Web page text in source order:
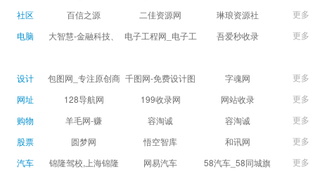
社区
百信之源 二佳资源网 琳琅资源社
更多
电脑
大智慧-金融科技、
据,投资理财,港股,期
货,股指期货,手机炒
股,股票软件,炒股软
件，免费炒股软
电子工程网_电子工
吾爱秒收录
收录
更多
设计
包图网_专注原创商
用设计图片下载，
千图网-免费设计图
片素材网站-正版商
字魂网
更多
网址
128导航网 199收录网 网站收录
更多
购物
羊毛网-赚 容淘诚 容淘诚
更多
股票
圆梦网 悟空智库 和讯网
更多
汽车
锦隆驾校,上海锦隆
网易汽车
58汽车_58同城旗
更多